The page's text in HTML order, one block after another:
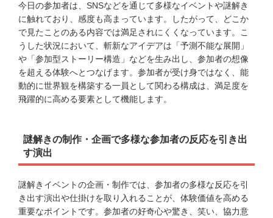
今日の参加者は、SNSなどを通じて多様なイベントや謎解き
に触れており、感度も高まっています。したがって、どこか
で見たことのある内容では満足されにくくなっています。こ
うした状況において、斬新なアイデアは「予測不能な展開」
や「参加型ストーリー構造」などを生み出し、参加者の想像
を超える体験へとつなげます。参加者が受け身ではなく、能
動的に世界観を構築する一員として関わる構成は、満足度を
飛躍的に高める要素として機能します。
謎解きの制作・企画で多様な参加者の反応を引き出
す演出
謎解きイベントの企画・制作では、参加者の多様な反応を引
き出す演出や仕掛けを取り入れることが、体験価値を高める
重要なポイントです。参加者の好奇心や驚き、笑い、協力意